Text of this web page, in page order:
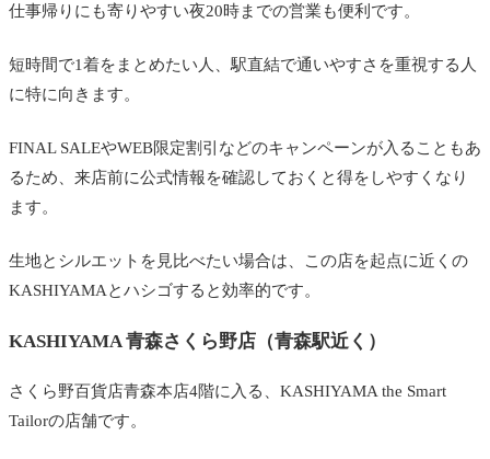
仕事帰りにも寄りやすい夜20時までの営業も便利です。
短時間で1着をまとめたい人、駅直結で通いやすさを重視する人
に特に向きます。
FINAL SALEやWEB限定割引などのキャンペーンが入ることもあ
るため、来店前に公式情報を確認しておくと得をしやすくなり
ます。
生地とシルエットを見比べたい場合は、この店を起点に近くの
KASHIYAMAとハシゴすると効率的です。
KASHIYAMA 青森さくら野店（青森駅近く）
さくら野百貨店青森本店4階に入る、KASHIYAMA the Smart
Tailorの店舗です。